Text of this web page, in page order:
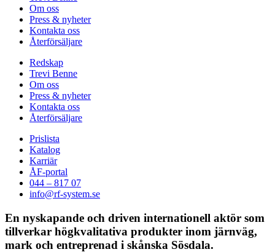
Om oss
Press & nyheter
Kontakta oss
Återförsäljare
Redskap
Trevi Benne
Om oss
Press & nyheter
Kontakta oss
Återförsäljare
Prislista
Katalog
Karriär
ÅF-portal
044 – 817 07
info@rf-system.se
En nyskapande och driven internationell aktör som
tillverkar högkvalitativa produkter inom järnväg,
mark och entreprenad i skånska Sösdala.